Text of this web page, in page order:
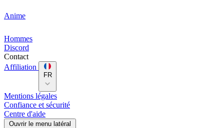
Anime
Hommes
Discord
Contact
Affiliation
FR
Mentions légales
Confiance et sécurité
Centre d'aide
Ouvrir le menu latéral